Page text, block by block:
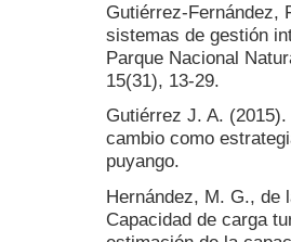
Gutiérrez-Fernández,
sistemas de gestión
Parque Nacional
15(31), 13-29.
Gutiérrez J. A.
cambio como
puyango.
Hernández, M. G., de
Capacidad de carga